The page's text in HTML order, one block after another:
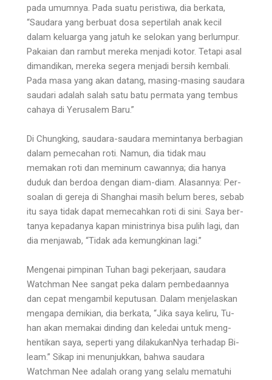
pada umumnya. Pada suatu peristiwa, dia berkata,
“Saudara yang berbuat dosa sepertilah anak kecil
dalam keluarga yang jatuh ke selokan yang ber­lumpur.
Pakaian dan rambut mereka menjadi kotor. Tetapi asal
dimandikan, mereka segera menjadi bersih kembali.
Pada masa yang akan datang, masing-masing saudara
saudari adalah salah satu batu permata yang tembus
cahaya di Yerusalem Baru.”
Di Chungking, saudara-saudara memintanya ber­bagian
dalam pemecahan roti. Namun, dia tidak mau
memakan roti dan meminum cawannya; dia hanya
duduk dan berdoa dengan diam-diam. Alasannya: Per­
soalan di gereja di Shanghai masih belum beres, sebab
itu saya tidak dapat memecahkan roti di sini. Saya ber­
tanya kepadanya kapan ministrinya bisa pulih lagi, dan
dia menjawab, “Tidak ada kemungkinan lagi.”
Mengenai pimpinan Tuhan bagi pekerjaan, sauda­ra
Watchman Nee sangat peka dalam pembedaannya
dan cepat mengambil keputusan. Dalam menjelaskan
mengapa demikian, dia berkata, “Jika saya keliru, Tu­
han akan memakai dinding dan keledai untuk meng­
hentikan saya, seperti yang dilakukanNya terhadap Bi­
leam.” Sikap ini menunjukkan, bahwa saudara
Watchman Nee adalah orang yang selalu mematuhi